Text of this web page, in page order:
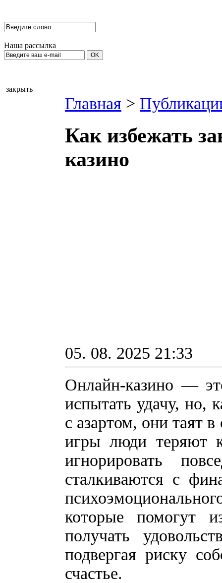
Наша рассылка
закрыть
Главная >
Как избежать
казино
05. 08. 2025 21:33
Онлайн-казино —
испытать удачу, но,
с азартом, они таят
игры люди теряют
игнорировать
сталкиваются с
которые помогут
получать
подвергая риску
счастье.